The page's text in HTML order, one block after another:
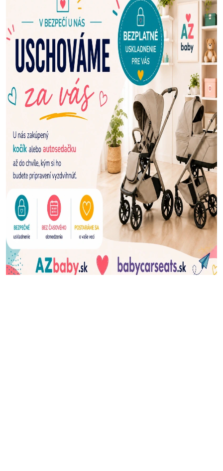
N
A
Š
U
P
R
E
D
A
J
Ň
U